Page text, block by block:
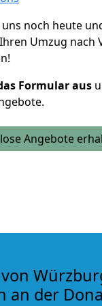
noch heute
Umzug nach
Formular aus
Angebote
an der